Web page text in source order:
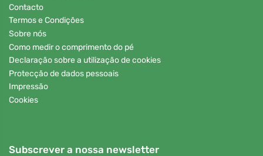
Contacto
Termos e Condições
Sobre nós
Como medir o comprimento do pé
Declaração sobre a utilização de cookies
Protecção de dados pessoais
Impressão
Cookies
Subscrever a nossa newsletter